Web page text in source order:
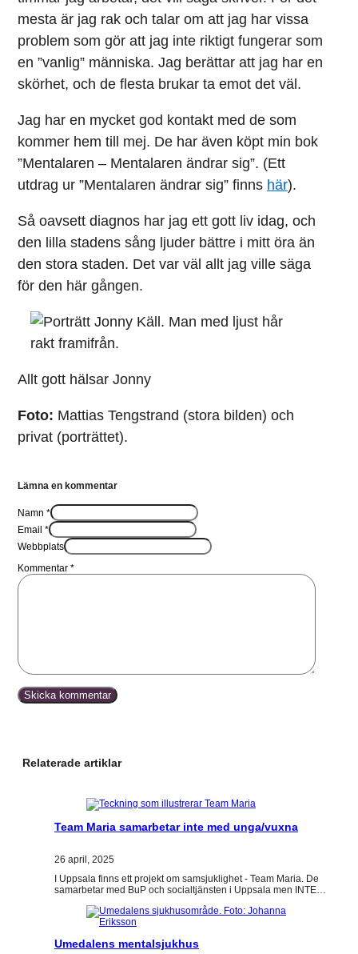
mesta är jag rak och talar om att jag har vissa
problem som gör att jag inte riktigt fungerar som
en ”vanlig” människa. Jag berättar att jag har en
skörhet, och de flesta brukar ta emot det väl.
Jag har en mycket god kontakt med de som
kommer hem till mej. De har även köpt min bok
”Mentalaren – Mentalaren ändrar sig”. (Ett
utdrag ur ”Mentalaren ändrar sig” finns här).
Så oavsett diagnos har jag ett gott liv idag, och
den lilla stadens sång ljuder bättre i mitt öra än
den stora staden. Det var väl allt jag ville säga
för den här gången.
Allt gott hälsar Jonny
Foto: Mattias Tengstrand (stora bilden) och
privat (porträttet).
Lämna en kommentar
Namn *
Email *
Webbplats
Kommentar *
Relaterade artiklar
Team Maria samarbetar inte med unga/vuxna
26 april, 2025
I Uppsala finns ett projekt om samsjuklighet - Team Maria. De
samarbetar med BuP och socialtjänsten i Uppsala men INTE…
Umedalens mentalsjukhus